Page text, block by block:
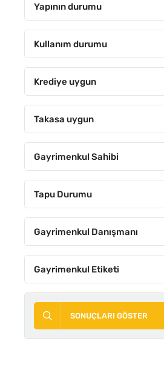
Yapının durumu
Kullanım durumu
Krediye uygun
Takasa uygun
Gayrimenkul Sahibi
Tapu Durumu
Gayrimenkul Danışmanı
Gayrimenkul Etiketi
SONUÇLARI GÖSTER